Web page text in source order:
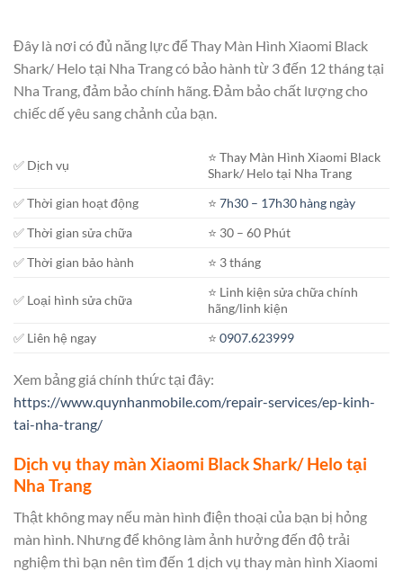
Đây là nơi có đủ năng lực để Thay Màn Hình Xiaomi Black
Shark/ Helo tại Nha Trang có bảo hành từ 3 đến 12 tháng tại
Nha Trang, đảm bảo chính hãng. Đảm bảo chất lượng cho
chiếc dế yêu sang chảnh của bạn.
✅ Dịch vụ
⭐️ Thay Màn Hình Xiaomi Black
Shark/ Helo tại Nha Trang
✅ Thời gian hoạt động
⭐️7h30 – 17h30 hàng ngày
✅ Thời gian sửa chữa
⭐️ 30 – 60 Phút
✅ Thời gian bảo hành
⭐️ 3 tháng
✅ Loại hình sửa chữa
⭐️ Linh kiện sửa chữa chính
hãng/linh kiện
✅ Liên hệ ngay
⭐️0907.623999
Xem bảng giá chính thức tại đây:
https://www.quynhanmobile.com/repair-services/ep-kinh-
tai-nha-trang/
Dịch vụ thay màn Xiaomi Black Shark/ Helo tại
Nha Trang
Thật không may nếu màn hình điện thoại của bạn bị hỏng
màn hình. Nhưng để không làm ảnh hưởng đến độ trải
nghiệm thì bạn nên tìm đến 1 dịch vụ thay màn hình Xiaomi